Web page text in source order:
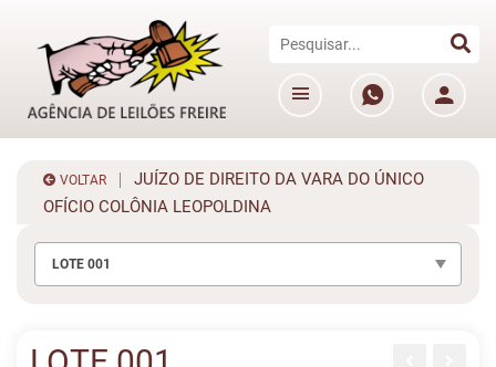
VOLTAR
JUÍZO DE DIREITO DA VARA DO ÚNICO
OFÍCIO COLÔNIA LEOPOLDINA
LOTE 001